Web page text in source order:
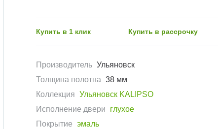
Купить в 1 клик Купить в рассрочку
Производитель Ульяновск
Толщина полотна 38 мм
Коллекция Ульяновск KALIPSO
Исполнение двери
глухое
Покрытие эмаль